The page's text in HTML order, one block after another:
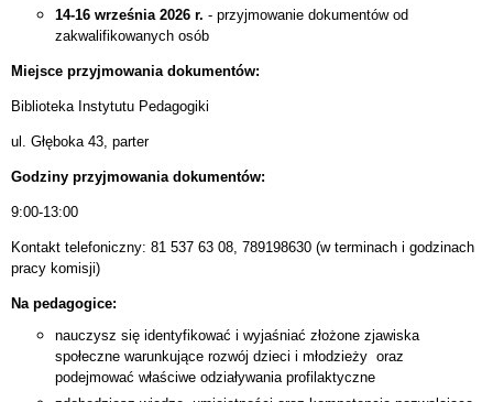
14-16 września 2026 r. - przyjmowanie dokumentów od
zakwalifikowanych osób
Miejsce przyjmowania dokumentów:
Biblioteka Instytutu Pedagogiki
ul. Głęboka 43, parter
Godziny przyjmowania dokumentów:
9:00-13:00
Kontakt telefoniczny: 81 537 63 08, 789198630 (w terminach i godzinach
pracy komisji)
Na pedagogice:
nauczysz się identyfikować i wyjaśniać złożone zjawiska
społeczne warunkujące rozwój dzieci i młodzieży oraz
podejmować właściwe odziaływania profilaktyczne